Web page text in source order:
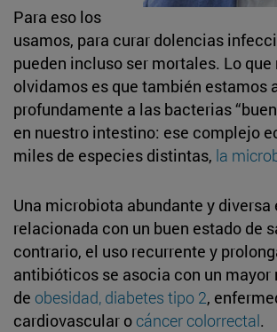
Para eso los
usamos, para curar dolencias
pueden incluso ser mortales. Lo
olvidamos es que también estamos
profundamente a las bacterias
en nuestro intestino: ese complejo
miles de especies distintas, la
Una microbiota abundante y diversa
relacionada con un buen estado de
contrario, el uso recurrente y
antibióticos se asocia con un mayor
de obesidad, diabetes tipo 2,
cardiovascular o cáncer colorrectal.